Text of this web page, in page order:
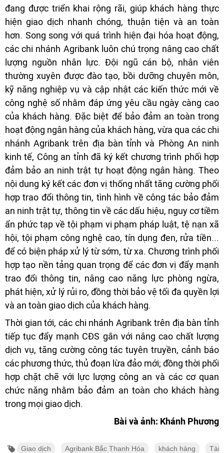
đang được triển khai rộng rãi, giúp khách hàng thực
hiện giao dịch nhanh chóng, thuận tiện và an toàn
hơn. Song song với quá trình hiện đại hóa hoạt động,
các chi nhánh Agribank luôn chú trọng nâng cao chất
lượng nguồn nhân lực. Đội ngũ cán bộ, nhân viên
thường xuyên được đào tạo, bồi dưỡng chuyên môn,
kỹ năng nghiệp vụ và cập nhật các kiến thức mới về
công nghệ số nhằm đáp ứng yêu cầu ngày càng cao
của khách hàng. Đặc biệt để bảo đảm an toàn trong
hoạt động ngân hàng của khách hàng, vừa qua các chi
nhánh Agribank trên địa bàn tỉnh và Phòng An ninh
kinh tế, Công an tỉnh đã ký kết chương trình phối hợp
đảm bảo an ninh trật tự hoạt động ngân hàng. Theo
nội dung ký kết các đơn vị thống nhất tăng cường phối
hợp trao đổi thông tin, tình hình về công tác bảo đảm
an ninh trật tự, thông tin về các dấu hiệu, nguy cơ tiềm
ẩn phức tạp về tội phạm vi phạm pháp luật, tệ nạn xã
hội, tội phạm công nghệ cao, tín dụng đen, rửa tiền...
để có biện pháp xử lý từ sớm, từ xa. Chương trình phối
hợp tạo nền tảng quan trọng để các đơn vị đẩy mạnh
trao đổi thông tin, nâng cao năng lực phòng ngừa,
phát hiện, xử lý rủi ro, đồng thời bảo vệ tối đa quyền lợi
và an toàn giao dịch của khách hàng.
Thời gian tới, các chi nhánh Agribank trên địa bàn tỉnh
tiếp tục đẩy mạnh CĐS gắn với nâng cao chất lượng
dịch vụ, tăng cường công tác tuyên truyền, cảnh báo
các phương thức, thủ đoạn lừa đảo mới; đồng thời phối
hợp chặt chẽ với lực lượng công an và các cơ quan
chức năng nhằm bảo đảm an toàn cho khách hàng
trong mọi giao dịch.
Bài và ảnh: Khánh Phương
Giao dịch Agribank Bắc Thanh Hóa khách hàng Tài